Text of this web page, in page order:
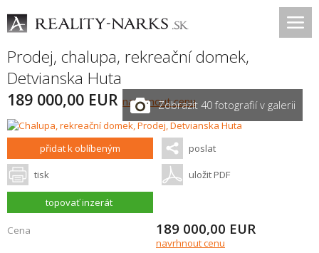
Prodej, chalupa, rekreační domek,
Detvianska Huta
189 000,00 EUR navrhnout cenuZobrazit 40 fotografií v galerii
přidat k oblíbeným poslat
tisk uložit PDF
topovať inzerát
Cena 189 000,00 EUR
navrhnout cenu